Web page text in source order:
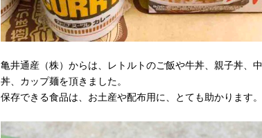
亀井通産（株）からは、レトルトのご飯や牛丼、親子丼、
丼、カップ麺を頂きました。
保存できる食品は、お土産や配布用に、とても助かります。